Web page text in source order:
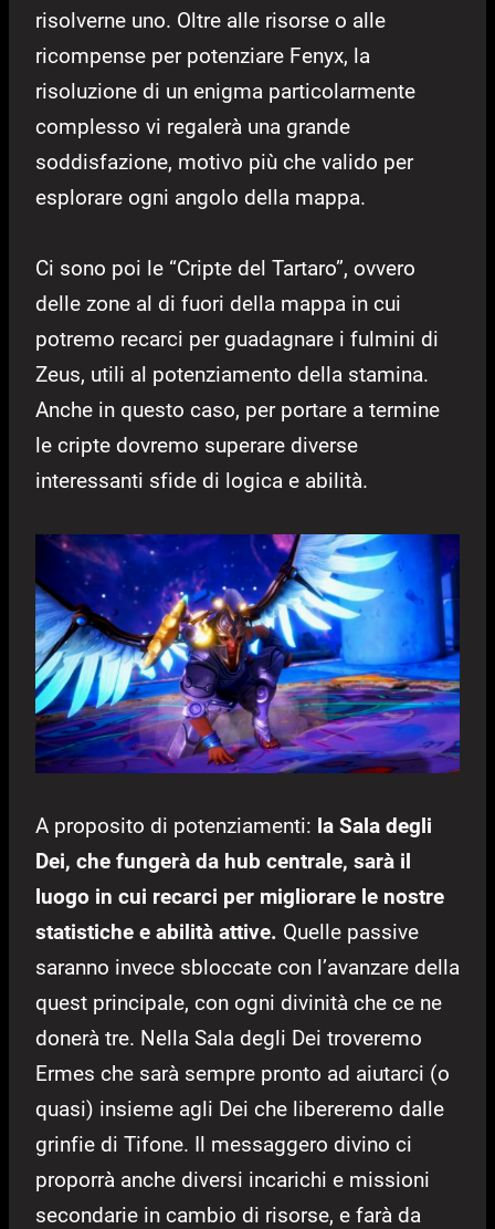
risolverne uno. Oltre alle risorse o alle
ricompense per potenziare Fenyx, la
risoluzione di un enigma particolarmente
complesso vi regalerà una grande
soddisfazione, motivo più che valido per
esplorare ogni angolo della mappa.
Ci sono poi le “Cripte del Tartaro”, ovvero
delle zone al di fuori della mappa in cui
potremo recarci per guadagnare i fulmini di
Zeus, utili al potenziamento della stamina.
Anche in questo caso, per portare a termine
le cripte dovremo superare diverse
interessanti sfide di logica e abilità.
A proposito di potenziamenti: la Sala degli
Dei, che fungerà da hub centrale, sarà il
luogo in cui recarci per migliorare le nostre
statistiche e abilità attive. Quelle passive
saranno invece sbloccate con l’avanzare della
quest principale, con ogni divinità che ce ne
donerà tre. Nella Sala degli Dei troveremo
Ermes che sarà sempre pronto ad aiutarci (o
quasi) insieme agli Dei che libereremo dalle
grinfie di Tifone. Il messaggero divino ci
proporrà anche diversi incarichi e missioni
secondarie in cambio di risorse, e farà da